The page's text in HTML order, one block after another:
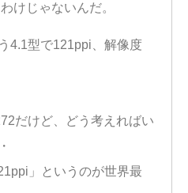
けじゃないんだ。
4.1型で121ppi、解像度
だけど、どう考えればい
」というのが世界最